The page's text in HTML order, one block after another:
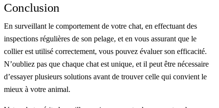
Conclusion
En surveillant le comportement de votre chat, en effectuant des
inspections régulières de son pelage, et en vous assurant que le
collier est utilisé correctement, vous pouvez évaluer son efficacité.
N’oubliez pas que chaque chat est unique, et il peut être nécessaire
d’essayer plusieurs solutions avant de trouver celle qui convient le
mieux à votre animal.